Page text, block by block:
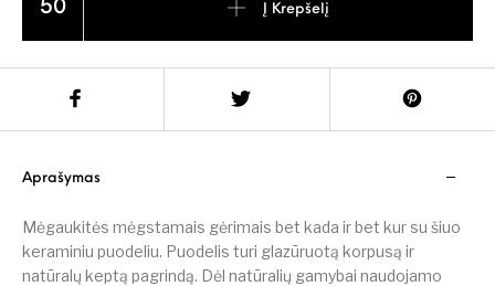
Į Krepšelį
Aprašymas
Mėgaukitės mėgstamais gėrimais bet kada ir bet kur su šiuo
keraminiu puodeliu. Puodelis turi glazūruotą korpusą ir
natūralų keptą pagrindą. Dėl natūralių gamybai naudojamo